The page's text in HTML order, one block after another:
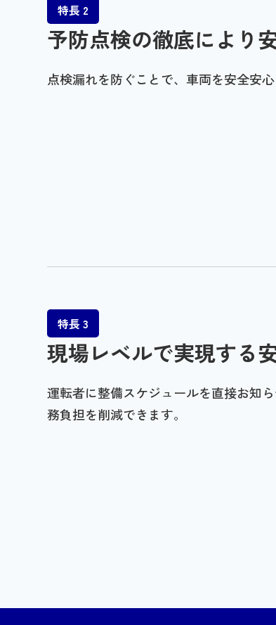
特長 2
予防点検の徹底により
点検漏れを防ぐことで、車両を安全安
特長 3
現場レベルで実現する
運転者に整備スケジュールを直接お知
務負担を削減できます。